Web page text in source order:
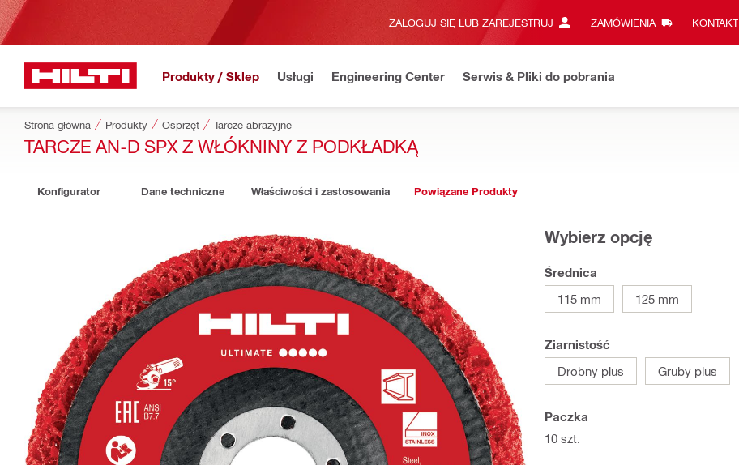
ZALOGUJ SIĘ LUB ZAREJESTRUJ ZAMÓWIENIA KONTAKT‎
Produkty / Sklep Usługi Engineering Center Serwis & Pliki do pobrania
Strona główna Produkty Osprzęt Tarcze abrazyjne
TARCZE AN-D SPX Z WŁÓKNINY Z PODKŁADKĄ
Konfigurator Dane techniczne Właściwości i zastosowania Powiązane Produkty
Wybierz opcję
Średnica
115 mm
125 mm
Ziarnistość
Drobny plus
Gruby plus
Paczka
10 szt.